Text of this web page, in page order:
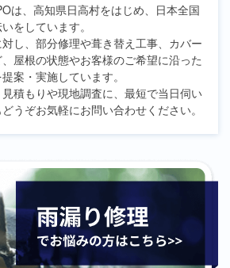
は、高知県日高村をはじめ、日本全国
をしています。
し、部分修理や葺き替え工事、カバー
屋根の状態やお客様のご希望に沿った
案・実施しています。
積もりや現地調査に、最短で当日伺い
うぞお気軽にお問い合わせください。